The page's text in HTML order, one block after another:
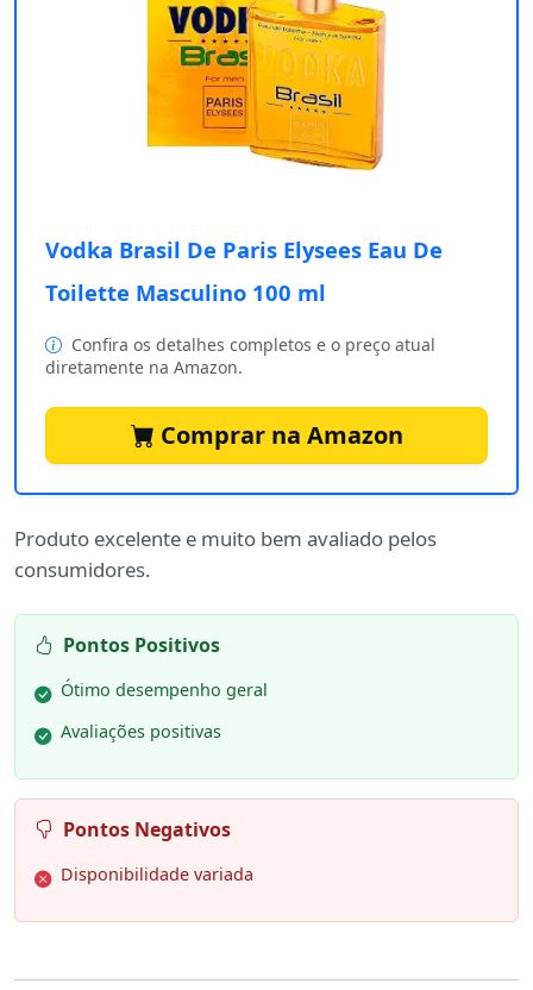
Vodka Brasil De Paris Elysees Eau De
Toilette Masculino 100 ml
Confira os detalhes completos e o preço atual
diretamente na Amazon.
Comprar na Amazon
Produto excelente e muito bem avaliado pelos
consumidores.
Pontos Positivos
Ótimo desempenho geral
Avaliações positivas
Pontos Negativos
Disponibilidade variada